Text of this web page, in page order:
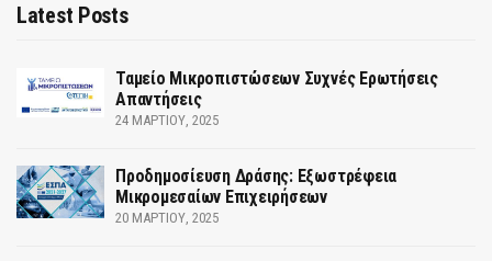
Latest Posts
Ταμείο Μικροπιστώσεων Συχνές Ερωτήσεις
Απαντήσεις
24 ΜΑΡΤΊΟΥ, 2025
Προδημοσίευση Δράσης: Εξωστρέφεια
Μικρομεσαίων Επιχειρήσεων
20 ΜΑΡΤΊΟΥ, 2025